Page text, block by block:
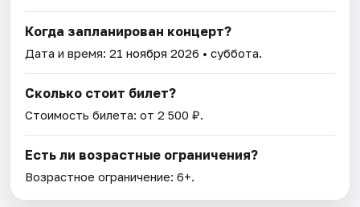
Когда запланирован концерт?
Дата и время:21 ноября 2026 • суббота.
Сколько стоит билет?
Стоимость билета: от 2 500 ₽.
Есть ли возрастные ограничения?
Возрастное ограничение: 6+.